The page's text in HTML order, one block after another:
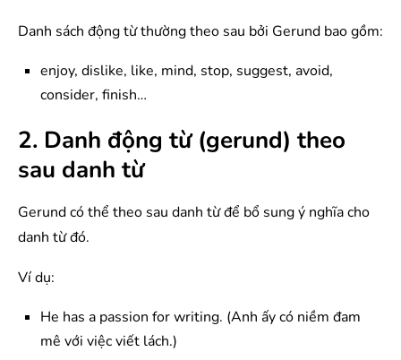
Danh sách động từ thường theo sau bởi Gerund bao gồm:
enjoy, dislike, like, mind, stop, suggest, avoid,
consider, finish…
2. Danh động từ (gerund) theo
sau danh từ
Gerund có thể theo sau danh từ để bổ sung ý nghĩa cho
danh từ đó.
Ví dụ:
He has a passion for writing. (Anh ấy có niềm đam
mê với việc viết lách.)